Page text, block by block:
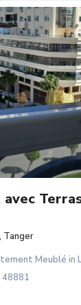
, Tanger
Meublé in
48881